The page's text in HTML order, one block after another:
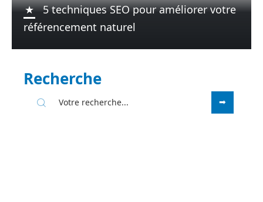
5 techniques SEO pour améliorer votre
référencement naturel
Recherche